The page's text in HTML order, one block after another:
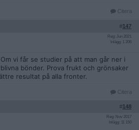
Citera
#147
Reg: Jun 2021
Inlägg: 1 206
vi får se studier på att man går ner i
bönder. Prova frukt och grönsaker
resultat på alla fronter.
Citera
#148
Reg: Nov 2017
Inlägg: 11 150